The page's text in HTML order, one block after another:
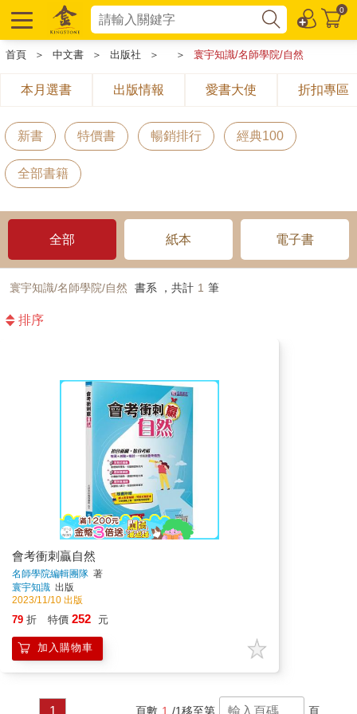
0
首頁 ＞ 中文書 ＞ 出版社 ＞ ＞ 寰宇知識/名師學院/自然
本月選書 出版情報 愛書大使 折扣專區
新書 特價書 暢銷排行 經典100
全部書籍
全部 紙本 電子書
寰宇知識/名師學院/自然 書系 ，共計 1 筆
排序
會考衝刺贏自然
名師學院編輯團隊 著
寰宇知識 出版
2023/11/10 出版
79 折 特價 252 元
加入購物車
1 頁數 1 /1移至第 頁